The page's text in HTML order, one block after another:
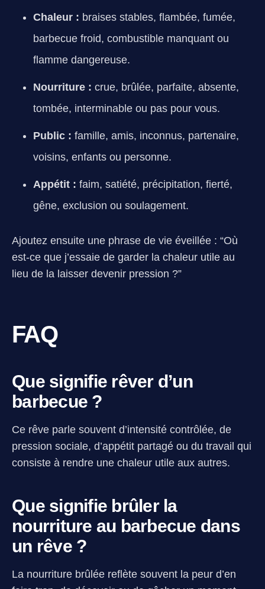
Chaleur : braises stables, flambée, fumée,
barbecue froid, combustible manquant ou
flamme dangereuse.
Nourriture : crue, brûlée, parfaite, absente,
tombée, interminable ou pas pour vous.
Public : famille, amis, inconnus, partenaire,
voisins, enfants ou personne.
Appétit : faim, satiété, précipitation, fierté,
gêne, exclusion ou soulagement.
Ajoutez ensuite une phrase de vie éveillée : “Où
est-ce que j’essaie de garder la chaleur utile au
lieu de la laisser devenir pression ?”
FAQ
Que signifie rêver d’un
barbecue ?
Ce rêve parle souvent d’intensité contrôlée, de
pression sociale, d’appétit partagé ou du travail qui
consiste à rendre une chaleur utile aux autres.
Que signifie brûler la
nourriture au barbecue dans
un rêve ?
La nourriture brûlée reflète souvent la peur d’en